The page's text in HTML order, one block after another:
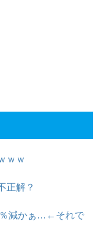
ｗｗ
正解？
％減かぁ…←それで